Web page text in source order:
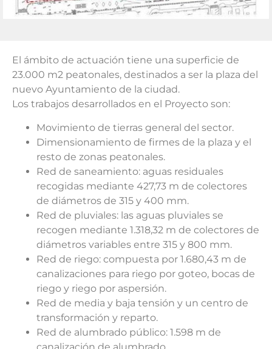
El ámbito de actuación tiene una superficie de
23.000 m2 peatonales, destinados a ser la plaza del
nuevo Ayuntamiento de la ciudad.
Los trabajos desarrollados en el Proyecto son:
Movimiento de tierras general del sector.
Dimensionamiento de firmes de la plaza y el
resto de zonas peatonales.
Red de saneamiento: aguas residuales
recogidas mediante 427,73 m de colectores
de diámetros de 315 y 400 mm.
Red de pluviales: las aguas pluviales se
recogen mediante 1.318,32 m de colectores de
diámetros variables entre 315 y 800 mm.
Red de riego: compuesta por 1.680,43 m de
canalizaciones para riego por goteo, bocas de
riego y riego por aspersión.
Red de media y baja tensión y un centro de
transformación y reparto.
Red de alumbrado público: 1.598 m de